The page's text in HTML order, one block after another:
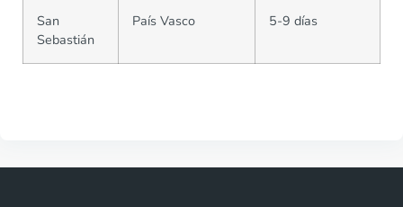
San
Sebastián
País Vasco 5-9 días